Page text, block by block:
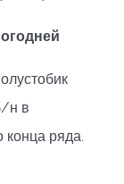
н в
ряда.